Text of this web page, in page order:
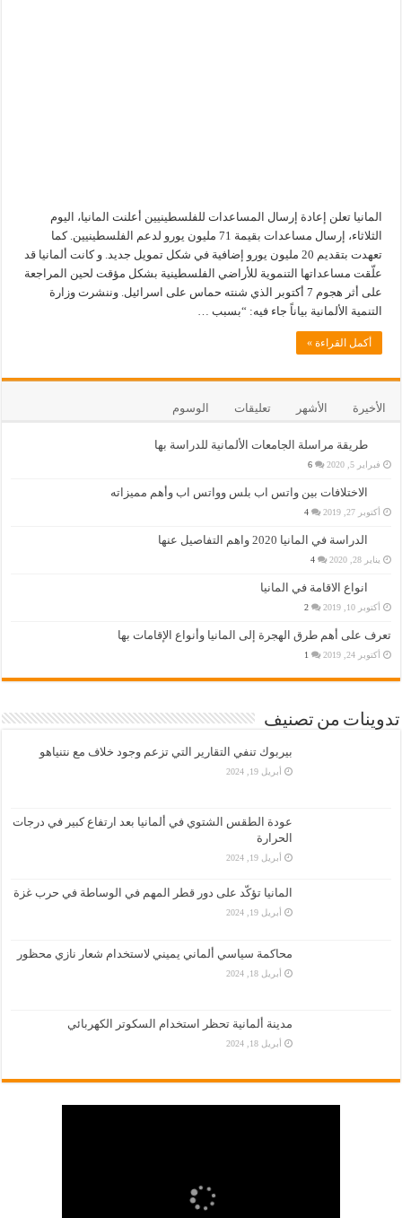
المانيا تعلن إعادة إرسال المساعدات للفلسطينيين أعلنت المانيا، اليوم
الثلاثاء، إرسال مساعدات بقيمة 71 مليون يورو لدعم الفلسطينيين. كما
تعهدت بتقديم 20 مليون يورو إضافية في شكل تمويل جديد. و كانت ألمانيا قد
علّقت مساعداتها التنموية للأراضي الفلسطينية بشكل مؤقت لحين المراجعة
على أثر هجوم 7 أكتوبر الذي شنته حماس على اسرائيل. وننشرت وزارة
التنمية الألمانية بياناً جاء فيه: “بسبب …
أكمل القراءة »
الأخيرة الأشهر تعليقات الوسوم
طريقة مراسلة الجامعات الألمانية للدراسة بها
فبراير 5, 2020 6
الاختلافات بين واتس اب بلس وواتس اب وأهم مميزاته
أكتوبر 27, 2019 4
الدراسة في المانيا 2020 واهم التفاصيل عنها
يناير 28, 2020 4
انواع الاقامة في المانيا
أكتوبر 10, 2019 2
تعرف على أهم طرق الهجرة إلى المانيا وأنواع الإقامات بها
أكتوبر 24, 2019 1
تدوينات من تصنيف
بيربوك تنفي التقارير التي تزعم وجود خلاف مع نتنياهو
أبريل 19, 2024
عودة الطقس الشتوي في ألمانيا بعد ارتفاع كبير في درجات
الحرارة
أبريل 19, 2024
المانيا تؤكّد على دور قطر المهم في الوساطة في حرب غزة
أبريل 19, 2024
محاكمة سياسي ألماني يميني لاستخدام شعار نازي محظور
أبريل 18, 2024
مدينة ألمانية تحظر استخدام السكوتر الكهربائي
أبريل 18, 2024